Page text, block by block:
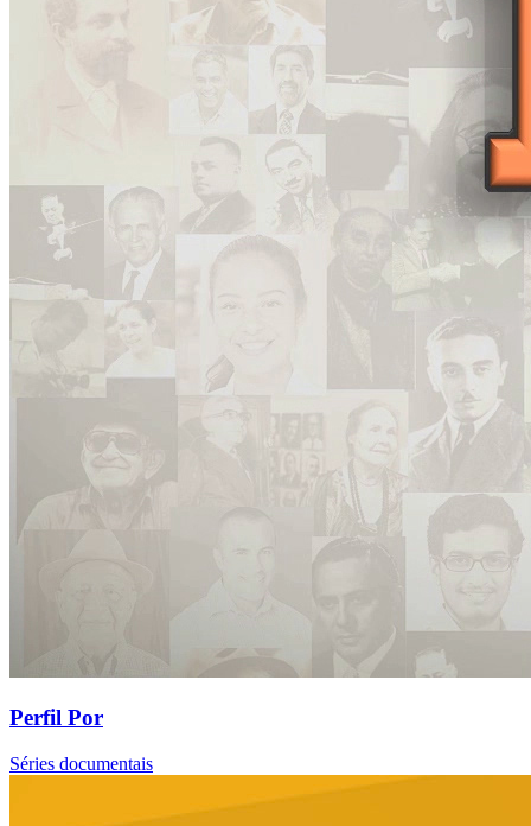
Perfil Por
Séries documentais